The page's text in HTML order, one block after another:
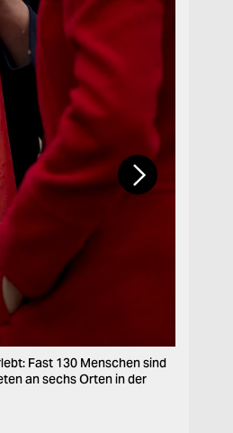
Fast 130 Menschen sind
an sechs Orten in der